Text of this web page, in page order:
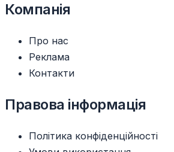
Компанія
Про нас
Реклама
Контакти
Правова інформація
Політика конфіденційності